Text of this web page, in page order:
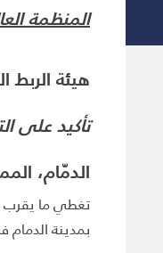
المنظمة العالمية تغطي ما يقرب من
هيئة
تأكيد على
الدمّام، المملكة
بمدينة الدمام